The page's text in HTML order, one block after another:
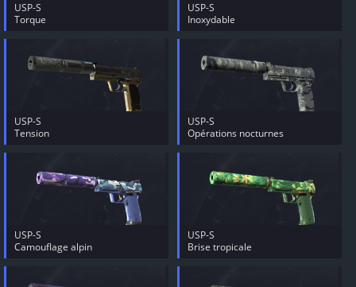
USP-S
Torque
USP-S
Inoxydable
USP-S
Tension
USP-S
Opérations nocturnes
USP-S
Camouflage alpin
USP-S
Brise tropicale